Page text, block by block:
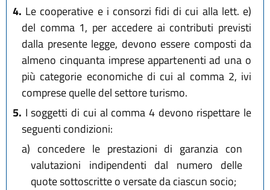
4. Le cooperative e i consorzi fidi di cui alla lett. e)
del comma 1, per accedere ai contributi previsti
dalla presente legge, devono essere composti da
almeno cinquanta imprese appartenenti ad una o
più categorie economiche di cui al comma 2, ivi
comprese quelle del settore turismo.
5. I soggetti di cui al comma 4 devono rispettare le
seguenti condizioni:
a) concedere le prestazioni di garanzia con
valutazioni indipendenti dal numero delle
quote sottoscritte o versate da ciascun socio;